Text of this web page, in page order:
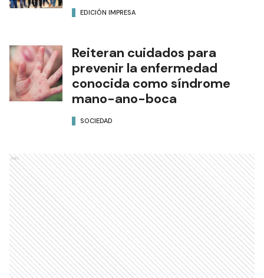
EDICIÓN IMPRESA
Reiteran cuidados para
prevenir la enfermedad
conocida como síndrome
mano-ano-boca
SOCIEDAD
Ads